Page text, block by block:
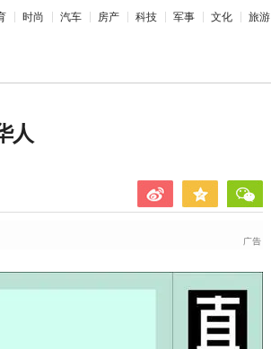
时尚 汽车 房产 科技 军事 文化 旅游
人